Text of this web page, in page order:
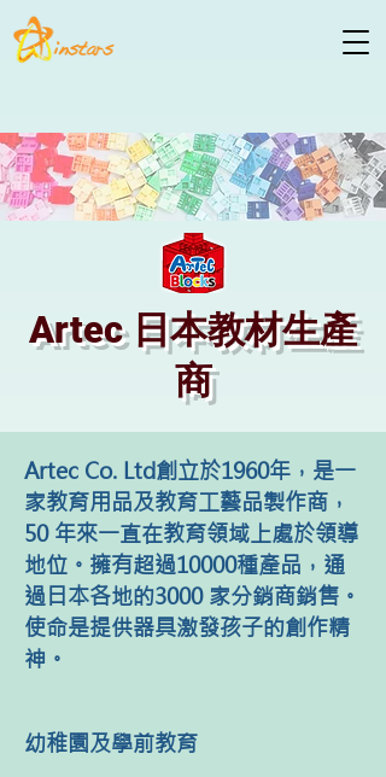
Artec 日本教材生產
商
Artec Co. Ltd創立於1960年，是一
家教育用品及教育工藝品製作商，
50 年來一直在教育領域上處於領導
地位。擁有超過10000種產品，通
過日本各地的3000 家分銷商銷售。
使命是提供器具激發孩子的創作精
神。
幼稚園及學前教育